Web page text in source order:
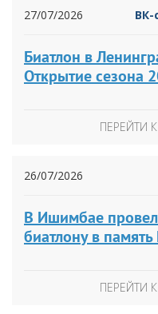
27/07/2026 ВК-
Биатлон в
Открытие сезона
ПЕРЕЙТИ
26/07/2026
В Ишимбае
биатлону в
ПЕРЕЙТИ